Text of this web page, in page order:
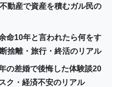
動産で資産を積むガル民の
命10年と言われたら何をす
捨離・旅行・終活のリアル
の差婚で後悔した体験談20
ク・経済不安のリアル